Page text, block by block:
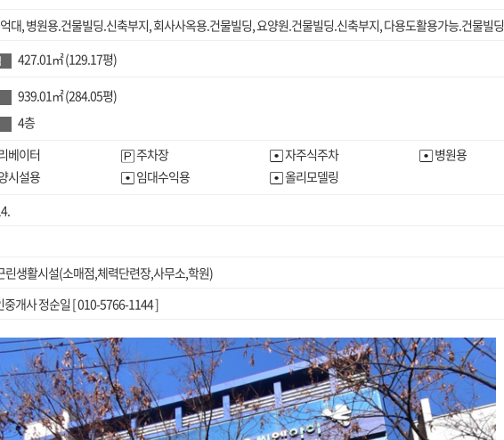
대,병원용.건물빌딩.신축부지,회사사옥용.건물빌딩,요양원.건물빌딩.신축부지,다용도활용가능.건물빌딩
427.01㎡(129.17평)
939.01㎡(284.05평)
4층
베이터 주차장 자주식주차
병원용
시설용
임대수익용
올리모델링
린생활시설(소매점,체력단련장,사무소,학원)
중개사 정순일 [ 010-5766-1144 ]